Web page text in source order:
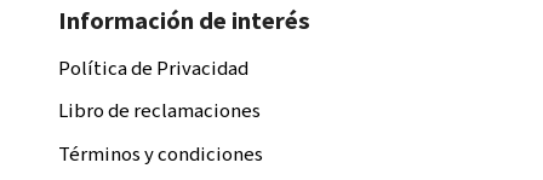
Información de interés
Política de Privacidad
Libro de reclamaciones
Términos y condiciones